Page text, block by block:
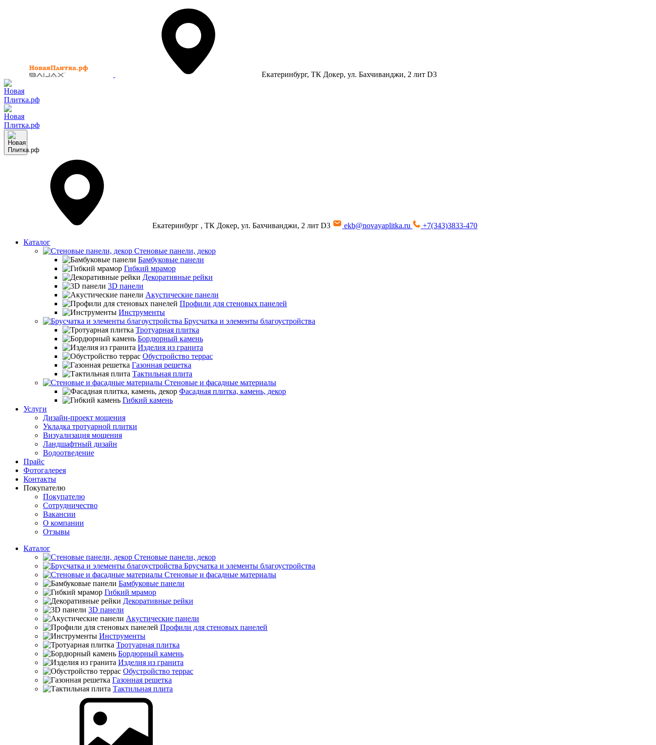
Екатеринбург, ТК Докер, ул. Бахчиванджи, 2 лит D3
Екатеринбург , ТК Докер, ул. Бахчиванджи, 2 лит D3 ekb@novayaplitka.ru
+7(343)3833-470
Каталог
Стеновые панели, декор
Бамбуковые панели
Гибкий мрамор
Декоративные рейки
3D панели
Акустические панели
Профили для стеновых панелей
Инструменты
Брусчатка и элементы благоустройства
Тротуарная плитка
Бордюрный камень
Изделия из гранита
Обустройство террас
Газонная решетка
Тактильная плита
Стеновые и фасадные материалы
Фасадная плитка, камень, декор
Гибкий камень
Услуги
Дизайн-проект мощения
Укладка тротуарной плитки
Визуализация мощения
Ландшафтный дизайн
Водоотведение
Прайс
Фотогалерея
Контакты
Покупателю
Покупателю
Сотрудничество
Вакансии
О компании
Отзывы
Каталог
Стеновые панели, декор
Брусчатка и элементы благоустройства
Стеновые и фасадные материалы
Бамбуковые панели
Гибкий мрамор
Декоративные рейки
3D панели
Акустические панели
Профили для стеновых панелей
Инструменты
Тротуарная плитка
Бордюрный камень
Изделия из гранита
Обустройство террас
Газонная решетка
Тактильная плита